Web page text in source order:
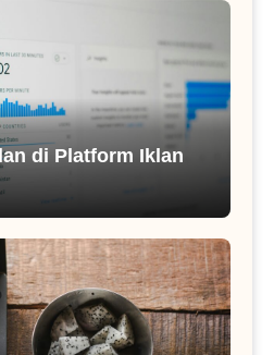
di Platform Iklan